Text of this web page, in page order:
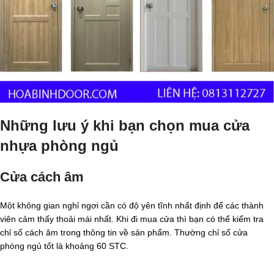
Những lưu ý khi bạn chọn mua cửa
nhựa phòng ngủ
Cửa cách âm
Một không gian nghỉ ngơi cần có độ yên tĩnh nhất định để các thành
viên cảm thấy thoải mái nhất. Khi đi mua cửa thì bạn có thể kiểm tra
chỉ số cách âm trong thông tin về sản phẩm. Thường chỉ số cửa
phòng ngủ tốt là khoảng 60 STC.